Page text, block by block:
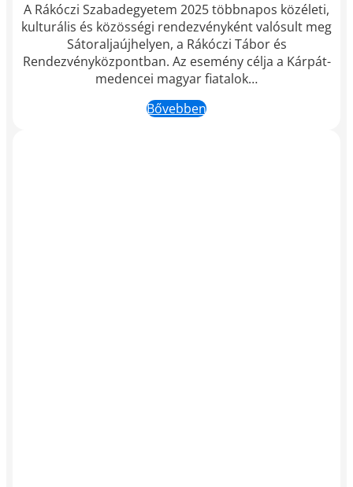
A Rákóczi Szabadegyetem 2025 többnapos közéleti,
kulturális és közösségi rendezvényként valósult meg
Sátoraljaújhelyen, a Rákóczi Tábor és
Rendezvényközpontban. Az esemény célja a Kárpát-
medencei magyar fiatalok…
Bővebben